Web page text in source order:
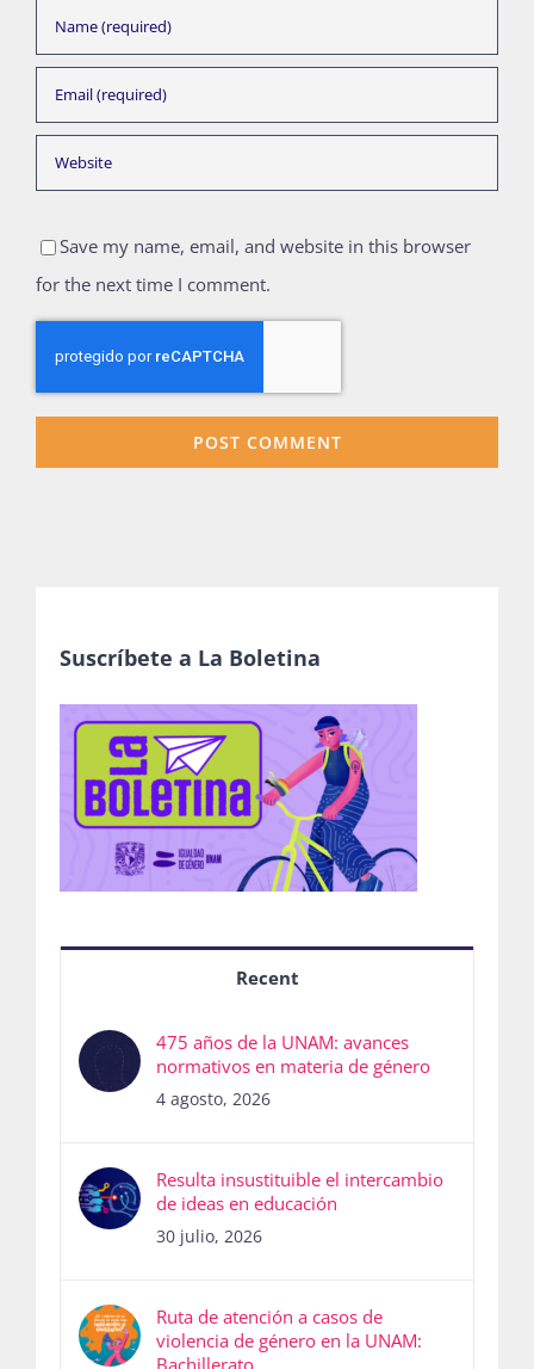
Save my name, email, and website in this browser
for the next time I comment.
Suscríbete a La Boletina
Recent
475 años de la UNAM: avances
normativos en materia de género
4 agosto, 2026
Resulta insustituible el intercambio
de ideas en educación
30 julio, 2026
Ruta de atención a casos de
violencia de género en la UNAM:
Bachillerato